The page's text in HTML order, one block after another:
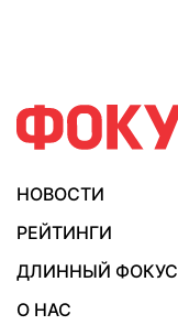
НОВОСТИ
РЕЙТИНГИ
ДЛИННЫЙ ФОКУС
О НАС